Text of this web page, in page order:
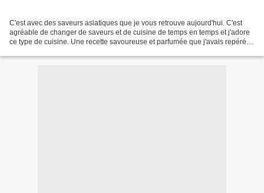
C'est avec des saveurs asiatiques que je vous retrouve aujourd'hui. C'est
agréable de changer de saveurs et de cuisine de temps en temps et j'adore
ce type de cuisine. Une recette savoureuse et parfumée que j'avais repéré